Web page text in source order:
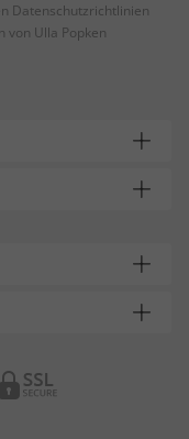
Datenschutzrichtlinien
von Ulla Popken